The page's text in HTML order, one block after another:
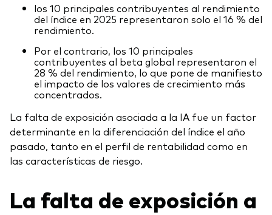
los 10 principales contribuyentes al rendimiento
del índice en 2025 representaron solo el 16 % del
rendimiento.
Por el contrario, los 10 principales
contribuyentes al beta global representaron el
28 % del rendimiento, lo que pone de manifiesto
el impacto de los valores de crecimiento más
concentrados.
La falta de exposición asociada a la IA fue un factor
determinante en la diferenciación del índice el año
pasado, tanto en el perfil de rentabilidad como en
las características de riesgo.
La falta de exposición a